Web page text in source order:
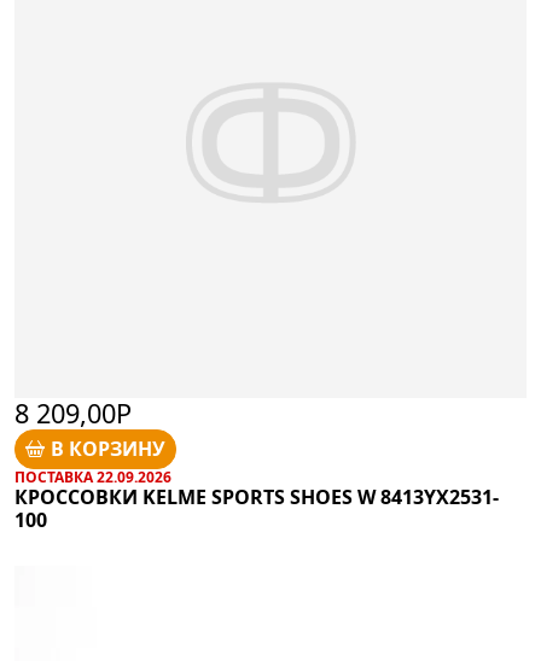
8 209,00Р
В КОРЗИНУ
ПОСТАВКА 22.09.2026
КРОССОВКИ KELME SPORTS SHOES W 8413YX2531-
100